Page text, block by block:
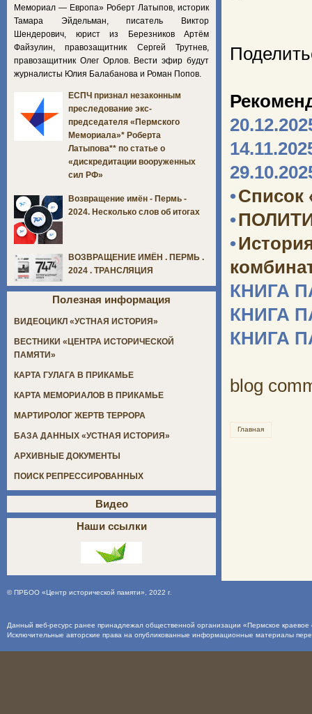
•Список
•
•
КНИГА
КНИГА
КНИГА
blog
Главная
Мемориал — Европа» Роберт Латыпов, историк
Тамара Эйдельман, писатель Виктор
Шендерович, юрист из Березников Артём
Файзулин, правозащитник Сергей Трутнев,
правозащитник Олег Орлов. Вести эфир будут
журналисты Юлия Балабанова и Роман Попов.
ЕСПЧ признал незаконным
преследование экс-
председателя «Пермского
Мемориала»* Роберта
Латыпова** по статье о
«дискредитации вооруженных
сил РФ»
Возвращение имён - Пермь -
2024. Несколько слов об итогах
ВОЗВРАЩЕНИЕ ИМЁН . ПЕРМЬ .
2024 . ТРАНСЛЯЦИЯ
Полезная информация
ВИДЕОЦИКЛ «УСТНАЯ ИСТОРИЯ»
ВЕСТНИКИ «ЦЕНТРА ИСТОРИЧЕСКОЙ
ПАМЯТИ»
КАРТА ГУЛАГА В ПРИКАМЬЕ
КАРТА МЕМОРИАЛОВ В ПРИКАМЬЕ
МАРТИРОЛОГ ЖЕРТВ ТЕРРОРА
БАЗА ДАННЫХ «УСТНАЯ ИСТОРИЯ»
АРХИВНЫЕ ДОКУМЕНТЫ
ПОИСК РЕПРЕССИРОВАННЫХ
Видео
Наши ссылки
©ПРБОО «Центр исторической памяти», 2022 г.
Данный веб-ресурс ранее принадлежал общественной организации «Пермское
Исключительные авторские права на опубликованные информационные материалы